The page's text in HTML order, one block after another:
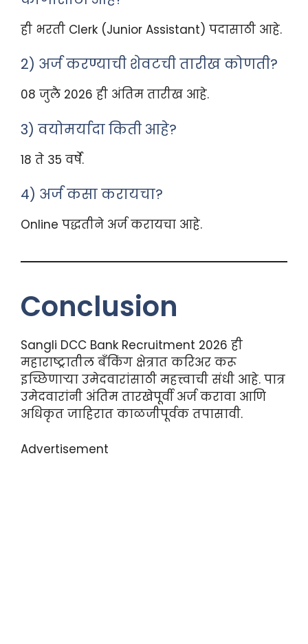
ही भरती Clerk (Junior Assistant) पदासाठी आहे.
2) अर्ज करण्याची शेवटची तारीख कोणती?
08 जुलै 2026 ही अंतिम तारीख आहे.
3) वयोमर्यादा किती आहे?
18 ते 35 वर्षे.
4) अर्ज कसा करायचा?
Online पद्धतीने अर्ज करायचा आहे.
Conclusion
Sangli DCC Bank Recruitment 2026 ही
महाराष्ट्रातील बँकिंग क्षेत्रात करिअर करू
इच्छिणाऱ्या उमेदवारांसाठी महत्त्वाची संधी आहे. पात्र
उमेदवारांनी अंतिम तारखेपूर्वी अर्ज करावा आणि
अधिकृत जाहिरात काळजीपूर्वक तपासावी.
Advertisement